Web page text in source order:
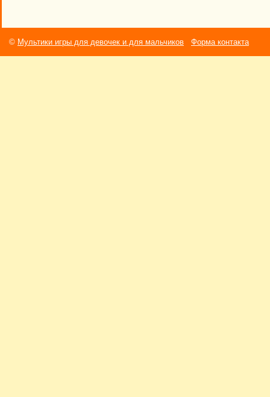
© Мультики игры для девочек и для мальчиков Форма контакта